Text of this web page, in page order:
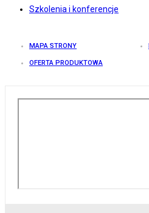
Szkolenia i konferencje
MAPA STRONY
OFERTA PRODUKTOWA